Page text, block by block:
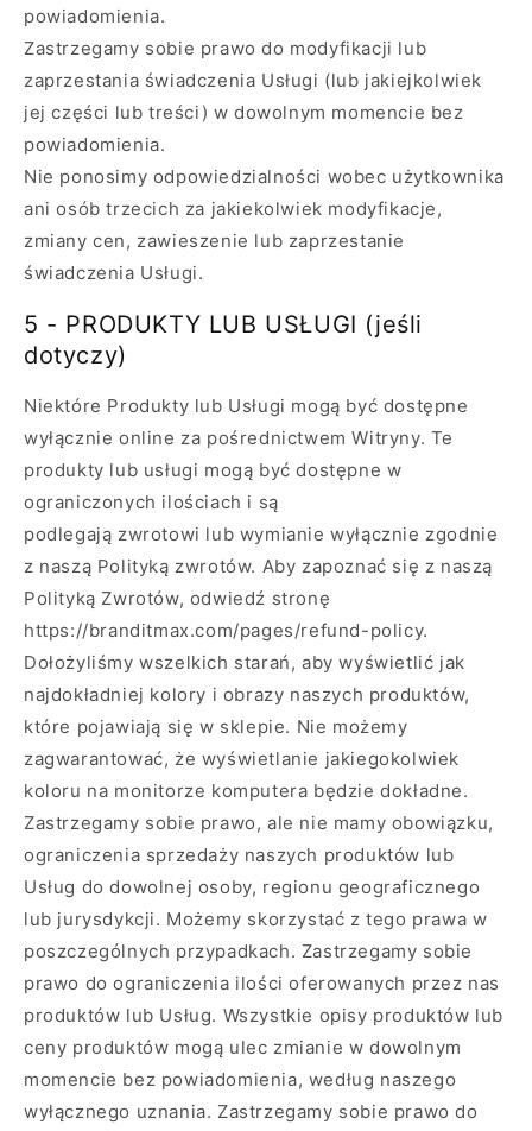
powiadomienia.
Zastrzegamy sobie prawo do modyfikacji lub
zaprzestania świadczenia Usługi (lub jakiejkolwiek
jej części lub treści) w dowolnym momencie bez
powiadomienia.
Nie ponosimy odpowiedzialności wobec użytkownika
ani osób trzecich za jakiekolwiek modyfikacje,
zmiany cen, zawieszenie lub zaprzestanie
świadczenia Usługi.
5 - PRODUKTY LUB USŁUGI (jeśli
dotyczy)
Niektóre Produkty lub Usługi mogą być dostępne
wyłącznie online za pośrednictwem Witryny. Te
produkty lub usługi mogą być dostępne w
ograniczonych ilościach i są
podlegają zwrotowi lub wymianie wyłącznie zgodnie
z naszą Polityką zwrotów. Aby zapoznać się z naszą
Polityką Zwrotów, odwiedź stronę
https://branditmax.com/pages/refund-policy.
Dołożyliśmy wszelkich starań, aby wyświetlić jak
najdokładniej kolory i obrazy naszych produktów,
które pojawiają się w sklepie. Nie możemy
zagwarantować, że wyświetlanie jakiegokolwiek
koloru na monitorze komputera będzie dokładne.
Zastrzegamy sobie prawo, ale nie mamy obowiązku,
ograniczenia sprzedaży naszych produktów lub
Usług do dowolnej osoby, regionu geograficznego
lub jurysdykcji. Możemy skorzystać z tego prawa w
poszczególnych przypadkach. Zastrzegamy sobie
prawo do ograniczenia ilości oferowanych przez nas
produktów lub Usług. Wszystkie opisy produktów lub
ceny produktów mogą ulec zmianie w dowolnym
momencie bez powiadomienia, według naszego
wyłącznego uznania. Zastrzegamy sobie prawo do